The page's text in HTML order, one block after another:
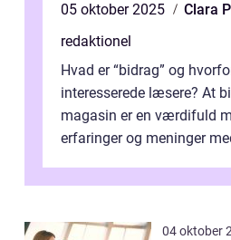
05 oktober 2025
Clara
redaktionel
Hvad er “bidrag” og
interesserede læsere? At
magasin er en værdifuld
erfaringer og meninger
04 oktober